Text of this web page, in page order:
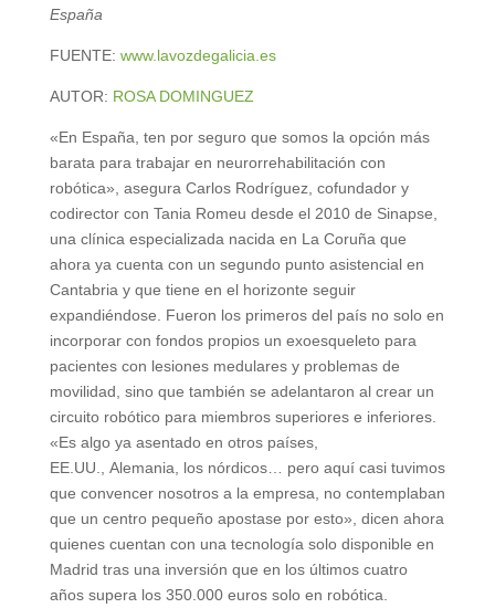
España
FUENTE: www.lavozdegalicia.es
AUTOR: ROSA DOMINGUEZ
«En España, ten por seguro que somos la opción más
barata para trabajar en neurorrehabilitación con
robótica», asegura Carlos Rodríguez, cofundador y
codirector con Tania Romeu desde el 2010 de Sinapse,
una clínica especializada nacida en La Coruña que
ahora ya cuenta con un segundo punto asistencial en
Cantabria y que tiene en el horizonte seguir
expandiéndose. Fueron los primeros del país no solo en
incorporar con fondos propios un exoesqueleto para
pacientes con lesiones medulares y problemas de
movilidad, sino que también se adelantaron al crear un
circuito robótico para miembros superiores e inferiores.
«Es algo ya asentado en otros países,
EE.UU., Alemania, los nórdicos… pero aquí casi tuvimos
que convencer nosotros a la empresa, no contemplaban
que un centro pequeño apostase por esto», dicen ahora
quienes cuentan con una tecnología solo disponible en
Madrid tras una inversión que en los últimos cuatro
años supera los 350.000 euros solo en robótica.